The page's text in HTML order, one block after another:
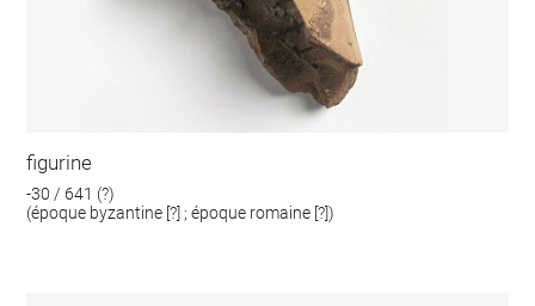
figurine
-30 / 641 (?)
(époque byzantine [?] ; époque romaine [?])